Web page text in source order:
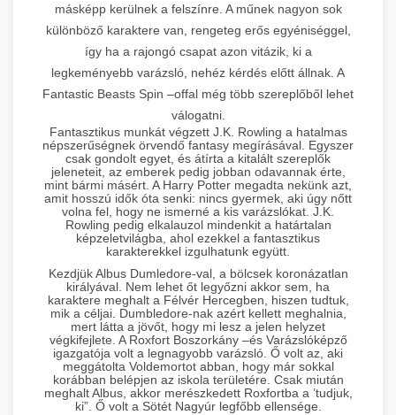
másképp kerülnek a felszínre. A műnek nagyon sok
különböző karaktere van, rengeteg erős egyéniséggel,
így ha a rajongó csapat azon vitázik, ki a
legkeményebb varázsló, nehéz kérdés előtt állnak. A
Fantastic Beasts Spin –offal még több szereplőből lehet
válogatni.
Fantasztikus munkát végzett J.K. Rowling a hatalmas
népszerűségnek örvendő fantasy megírásával. Egyszer
csak gondolt egyet, és átírta a kitalált szereplők
jeleneteit, az emberek pedig jobban odavannak érte,
mint bármi másért. A Harry Potter megadta nekünk azt,
amit hosszú idők óta senki: nincs gyermek, aki úgy nőtt
volna fel, hogy ne ismerné a kis varázslókat. J.K.
Rowling pedig elkalauzol mindenkit a határtalan
képzeletvilágba, ahol ezekkel a fantasztikus
karakterekkel izgulhatunk együtt.
Kezdjük Albus Dumledore-val, a bölcsek koronázatlan
királyával. Nem lehet őt legyőzni akkor sem, ha
karaktere meghalt a Félvér Hercegben, hiszen tudtuk,
mik a céljai. Dumbledore-nak azért kellett meghalnia,
mert látta a jövőt, hogy mi lesz a jelen helyzet
végkifejlete. A Roxfort Boszorkány –és Varázslóképző
igazgatója volt a legnagyobb varázsló. Ő volt az, aki
meggátolta Voldemortot abban, hogy már sokkal
korábban belépjen az iskola területére. Csak miután
meghalt Albus, akkor merészkedett Roxfortba a ’tudjuk,
ki”. Ő volt a Sötét Nagyúr legfőbb ellensége.